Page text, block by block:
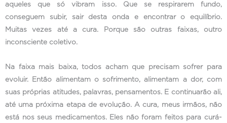
aqueles que só vibram isso. Que se respirarem fundo,
conseguem subir, sair desta onda e encontrar o equilíbrio.
Muitas vezes até a cura. Porque são outras faixas, outro
inconsciente coletivo.
Na faixa mais baixa, todos acham que precisam sofrer para
evoluir. Então alimentam o sofrimento, alimentam a dor, com
suas próprias atitudes, palavras, pensamentos. E continuarão ali,
até uma próxima etapa de evolução. A cura, meus irmãos, não
está nos seus medicamentos. Eles não foram feitos para curá-